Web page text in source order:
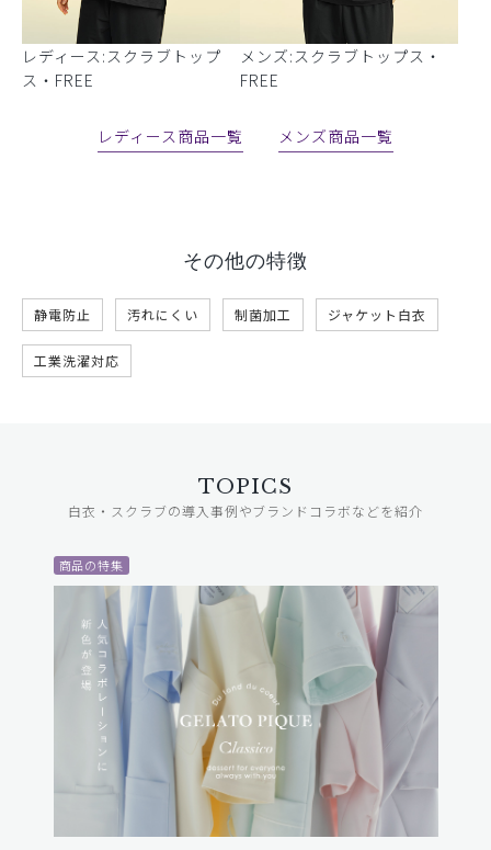
レディース:スクラブトップ
ス・FREE
メンズ:スクラブトップス・
FREE
レディース商品一覧 メンズ商品一覧
その他の特徴
静電防止 汚れにくい 制菌加工 ジャケット白衣
工業洗濯対応
TOPICS
白衣・スクラブの導入事例やブランドコラボなどを紹介
商品の特集